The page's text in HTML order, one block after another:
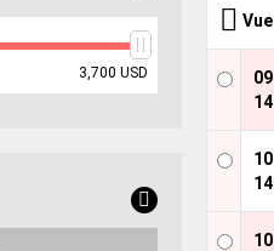
max
price
3,700 USD